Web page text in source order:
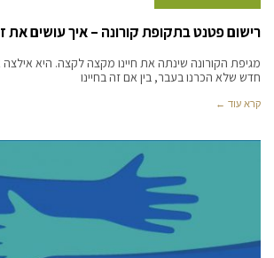
רישום פטנט בתקופת קורונה – איך עושים את
מגיפת הקורונה שינתה את חיינו מקצה לקצה. היא
חדש שלא הכרנו בעבר, בין אם זה בחיינו
קרא עוד ←